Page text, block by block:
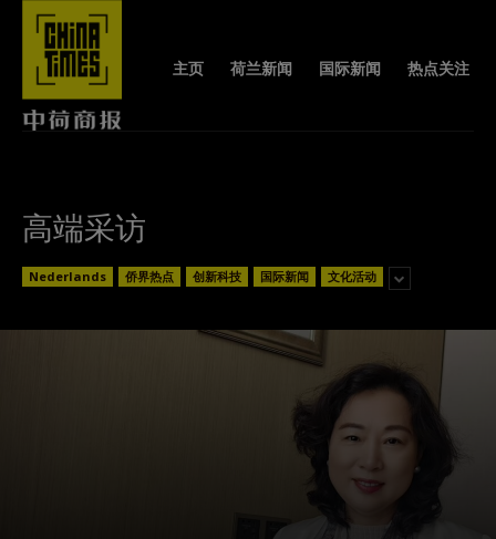
主页 荷兰新闻 国际新闻 热点关注
高端采访
Nederlands 侨界热点 创新科技 国际新闻 文化活动